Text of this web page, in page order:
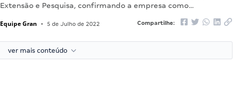
Extensão e Pesquisa, confirmando a empresa como…
Equipe Gran • 5 de Julho de 2022 Compartilhe:
ver mais conteúdo